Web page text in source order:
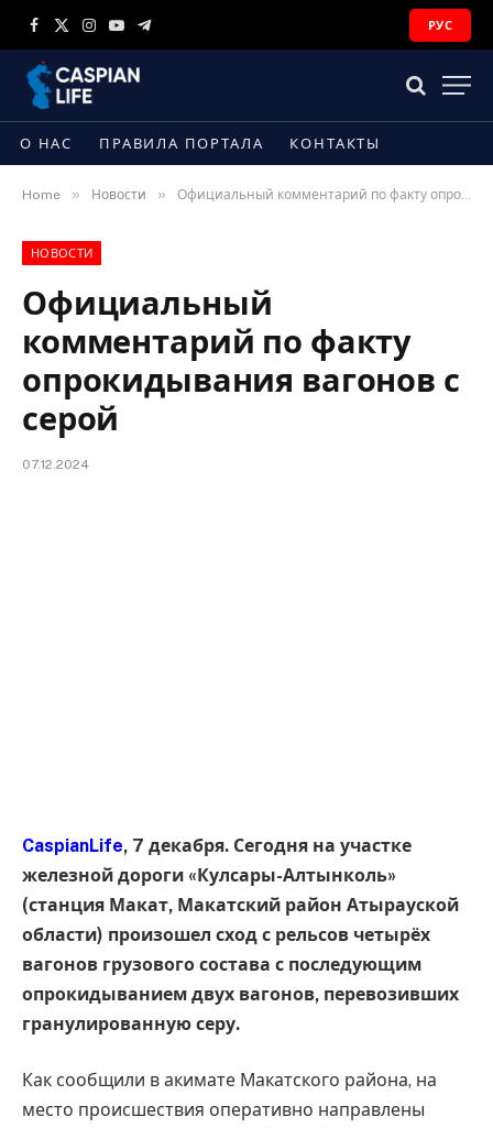
Facebook
X
Instagram
YouTubeTelegram
РУС
О НАС ПРАВИЛА ПОРТАЛА КОНТАКТЫ
Home » Новости » Официальный комментарий по факту опрокидывания вагонов с серой
НОВОСТИ
Официальный
комментарий по факту
опрокидывания вагонов с
серой
07.12.2024
CaspianLife, 7 декабря. Сегодня на участке
железной дороги «Кулсары-Алтынколь»
(станция Макат, Макатский район Атырауской
области) произошел сход с рельсов четырёх
вагонов грузового состава с последующим
опрокидыванием двух вагонов, перевозивших
гранулированную серу.
Как сообщили в акимате Макатского района, на
место происшествия оперативно направлены